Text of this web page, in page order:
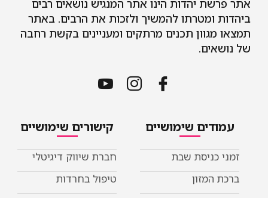
אתר פרשת יהדות הינו אתר המנגיש נושאים רבים
ביהדות ומטרתו להמשיך ולזכות את הרבים. באתר
תמצאו מגוון תכנים מרתקים ומעניינים בקשת רחבה
של נושאים.
עמודים שימושיים
זמני כניסת שבת
ברכת המזון
קישורים שימושיים
חברת שיווק דיגיטלי
טיפול בחרדות